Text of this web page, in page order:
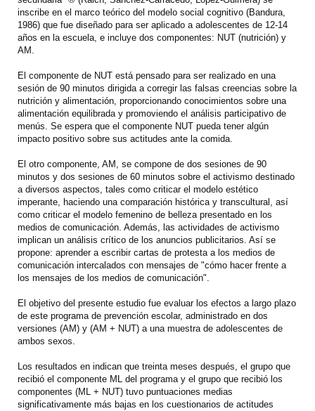
inscribe en el marco teórico del modelo social cognitivo (Bandura,
1986) que fue diseñado para ser aplicado a adolescentes de 12-14
años en la escuela, e incluye dos componentes: NUT (nutrición) y
AM.
El componente de NUT está pensado para ser realizado en una
sesión de 90 minutos dirigida a corregir las falsas creencias sobre la
nutrición y alimentación, proporcionando conocimientos sobre una
alimentación equilibrada y promoviendo el análisis participativo de
menús. Se espera que el componente NUT pueda tener algún
impacto positivo sobre sus actitudes ante la comida.
El otro componente, AM, se compone de dos sesiones de 90
minutos y dos sesiones de 60 minutos sobre el activismo destinado
a diversos aspectos, tales como criticar el modelo estético
imperante, haciendo una comparación histórica y transcultural, así
como criticar el modelo femenino de belleza presentado en los
medios de comunicación. Además, las actividades de activismo
implican un análisis crítico de los anuncios publicitarios. Así se
propone: aprender a escribir cartas de protesta a los medios de
comunicación intercalados con mensajes de "cómo hacer frente a
los mensajes de los medios de comunicación".
El objetivo del presente estudio fue evaluar los efectos a largo plazo
de este programa de prevención escolar, administrado en dos
versiones (AM) y (AM + NUT) a una muestra de adolescentes de
ambos sexos.
Los resultados en indican que treinta meses después, el grupo que
recibió el componente ML del programa y el grupo que recibió los
componentes (ML + NUT) tuvo puntuaciones medias
significativamente más bajas en los cuestionarios de actitudes